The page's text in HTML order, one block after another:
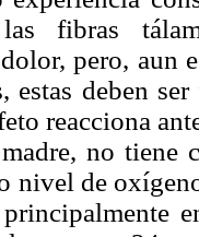
fibras
pero, aun
estas deben
reacciona
no
nivel de